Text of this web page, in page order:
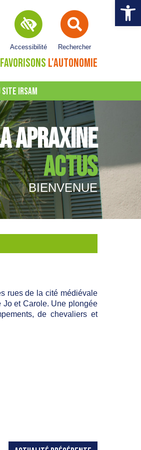
Ouvrir
Rechercher
Accessibilité
FAVORISONS L'AUTONOMIE
SITE IRSAM
APRAXINE
ACTUS
BIENVENUE
rues de la cité médiévale
Jo et Carole. Une plongée
de chevaliers et